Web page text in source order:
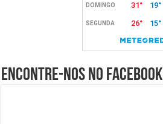
Encontre-nos no Facebook